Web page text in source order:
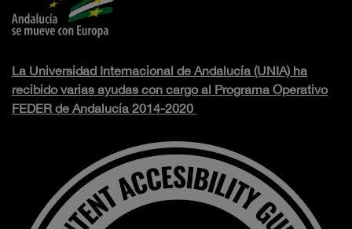
La Universidad Internacional de Andalucía (UNIA) ha
recibido varias ayudas con cargo al Programa Operativo
FEDER de Andalucía 2014-2020